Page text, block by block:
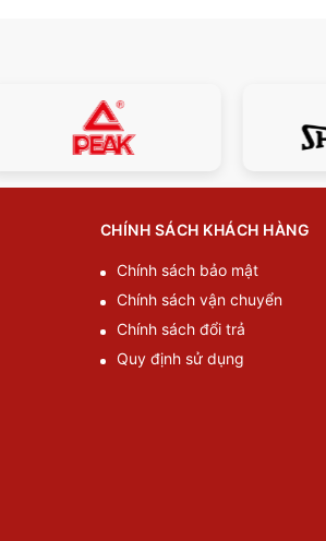
CHÍNH SÁCH KHÁCH HÀNG
Chính sách bảo mật
Chính sách vận chuyển
Chính sách đổi trả
Quy định sử dụng